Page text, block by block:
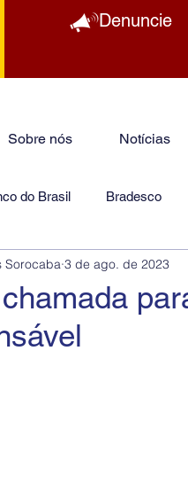
Denuncie
Sobre nós Notícias
do Brasil Bradesco
Jurídico
Sorocaba 3 de ago. de 2023